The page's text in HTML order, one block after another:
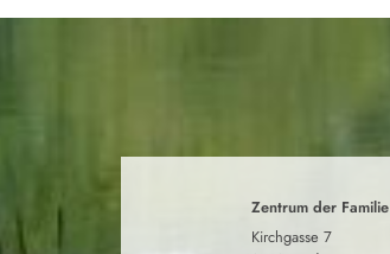
Zentrum der Familie
Kirchgasse 7